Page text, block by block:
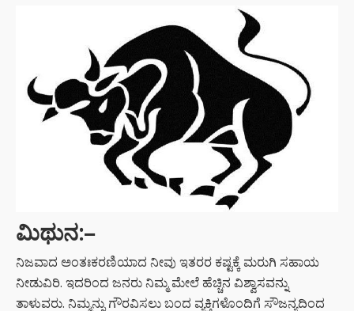
ಮಿಥುನ:–
ನಿಜವಾದ ಅಂತಃಕರಣಿಯಾದ ನೀವು ಇತರರ ಕಷ್ಟಕ್ಕೆ ಮರುಗಿ ಸಹಾಯ
ನೀಡುವಿರಿ. ಇದರಿಂದ ಜನರು ನಿಮ್ಮ ಮೇಲೆ ಹೆಚ್ಚಿನ ವಿಶ್ವಾಸವನ್ನು
ತಾಳುವರು. ನಿಮ್ಮನ್ನು ಗೌರವಿಸಲು ಬಂದ ವ್ಯಕ್ತಿಗಳೊಂದಿಗೆ ಸೌಜನ್ಯದಿಂದ